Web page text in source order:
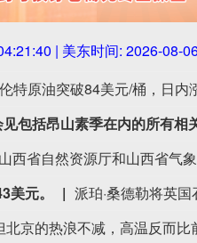
| 美东时间: 2026-08-
特原油突破84美元/桶，日内
包括昂山素季在内的所有相
元。
派珀·桑德勒将英